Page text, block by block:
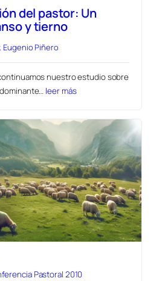
del pastor: Un
y tierno
Eugenio Piñero
nuestro estudio sobre
leer más
Pastoral 2010